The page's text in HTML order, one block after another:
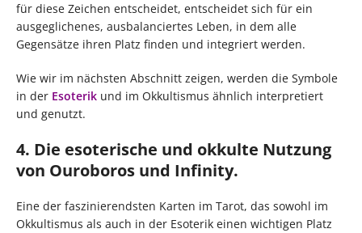
für diese Zeichen entscheidet, entscheidet sich für ein
ausgeglichenes, ausbalanciertes Leben, in dem alle
Gegensätze ihren Platz finden und integriert werden.
Wie wir im nächsten Abschnitt zeigen, werden die Symbole
in der Esoterik und im Okkultismus ähnlich interpretiert
und genutzt.
4. Die esoterische und okkulte Nutzung
von Ouroboros und Infinity.
Eine der faszinierendsten Karten im Tarot, das sowohl im
Okkultismus als auch in der Esoterik einen wichtigen Platz